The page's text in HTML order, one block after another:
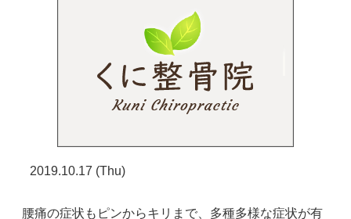
2019.10.17 (Thu)
腰痛の症状もピンからキリまで、多種多様な症状が有